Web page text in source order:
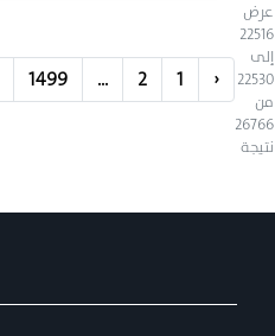
عرض
22516
إلى
22530
من
26766
نتيجة
‹
1
2
...
1499